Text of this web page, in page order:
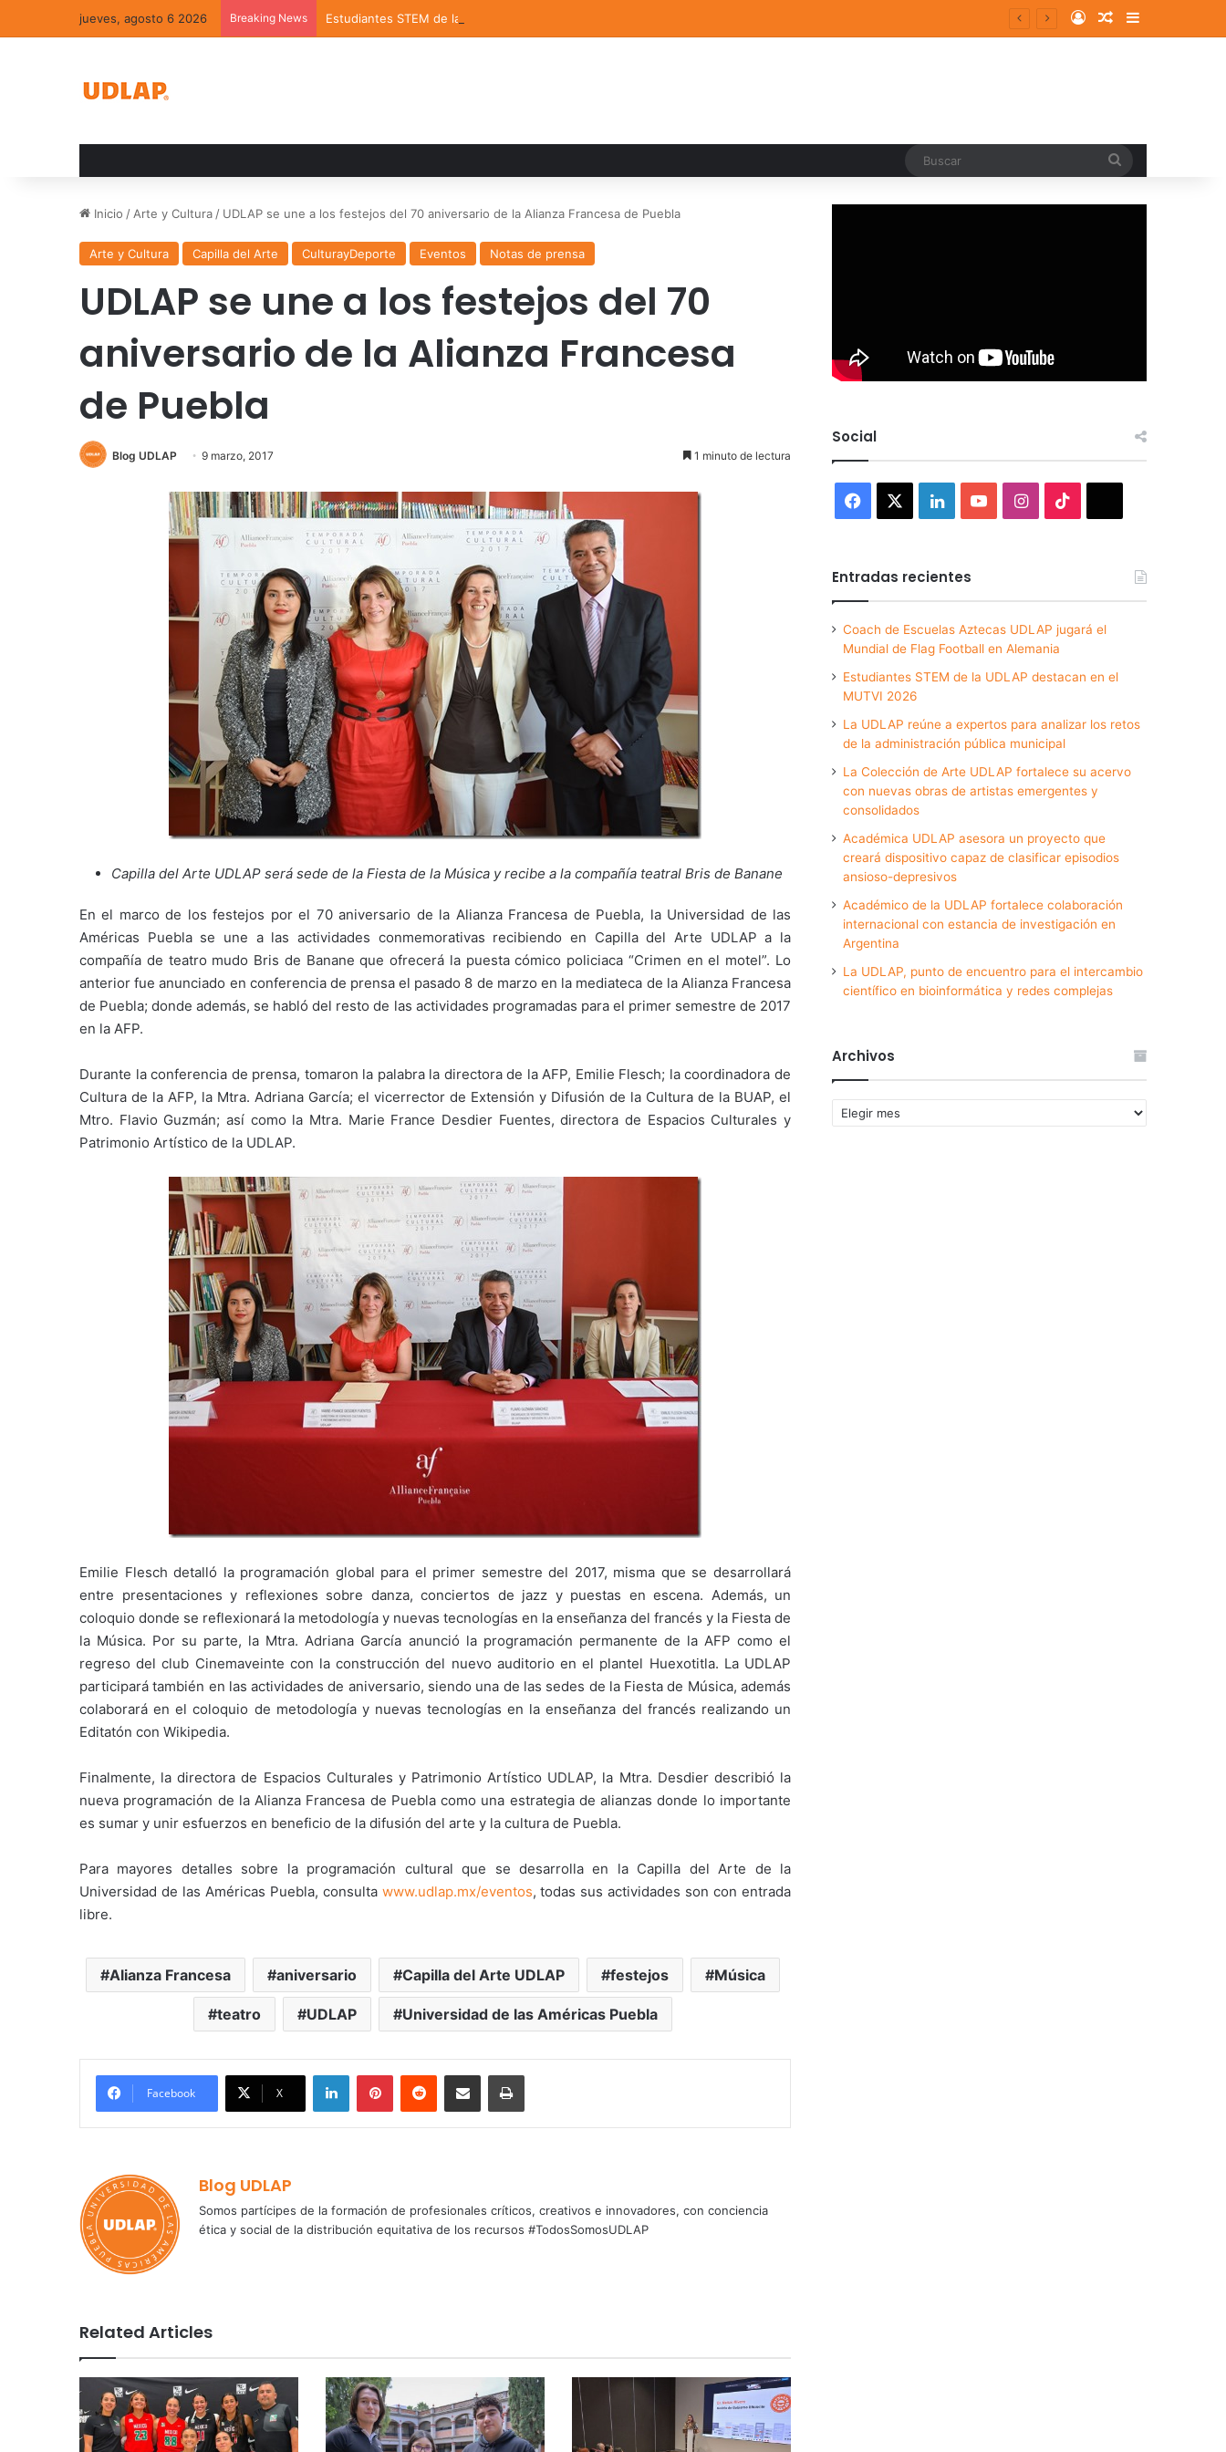
jueves, agosto 6 2026 Breaking News Estudiantes STEM de la UDLAP destacan en el MUTVI 2026 Log InRandom Article
Sidebar
Inicio / Arte y Cultura / UDLAP se une a los festejos del 70 aniversario de la Alianza Francesa de Puebla
Arte y Cultura Capilla del Arte CulturayDeporte Eventos Notas de prensa
UDLAP se une a los festejos del 70
aniversario de la Alianza Francesa
de Puebla
Blog UDLAP 9 marzo, 2017 1 minuto de lectura
Capilla del Arte UDLAP será sede de la Fiesta de la Música y recibe a la compañía teatral Bris de Banane
En el marco de los festejos por el 70 aniversario de la Alianza Francesa de Puebla, la Universidad de las
Américas Puebla se une a las actividades conmemorativas recibiendo en Capilla del Arte UDLAP a la
compañía de teatro mudo Bris de Banane que ofrecerá la puesta cómico policiaca “Crimen en el motel”. Lo
anterior fue anunciado en conferencia de prensa el pasado 8 de marzo en la mediateca de la Alianza Francesa
de Puebla; donde además, se habló del resto de las actividades programadas para el primer semestre de 2017
en la AFP.
Durante la conferencia de prensa, tomaron la palabra la directora de la AFP, Emilie Flesch; la coordinadora de
Cultura de la AFP, la Mtra. Adriana García; el vicerrector de Extensión y Difusión de la Cultura de la BUAP, el
Mtro. Flavio Guzmán; así como la Mtra. Marie France Desdier Fuentes, directora de Espacios Culturales y
Patrimonio Artístico de la UDLAP.
Emilie Flesch detalló la programación global para el primer semestre del 2017, misma que se desarrollará
entre presentaciones y reflexiones sobre danza, conciertos de jazz y puestas en escena. Además, un
coloquio donde se reflexionará la metodología y nuevas tecnologías en la enseñanza del francés y la Fiesta de
la Música. Por su parte, la Mtra. Adriana García anunció la programación permanente de la AFP como el
regreso del club Cinemaveinte con la construcción del nuevo auditorio en el plantel Huexotitla. La UDLAP
participará también en las actividades de aniversario, siendo una de las sedes de la Fiesta de Música, además
colaborará en el coloquio de metodología y nuevas tecnologías en la enseñanza del francés realizando un
Editatón con Wikipedia.
Finalmente, la directora de Espacios Culturales y Patrimonio Artístico UDLAP, la Mtra. Desdier describió la
nueva programación de la Alianza Francesa de Puebla como una estrategia de alianzas donde lo importante
es sumar y unir esfuerzos en beneficio de la difusión del arte y la cultura de Puebla.
Para mayores detalles sobre la programación cultural que se desarrolla en la Capilla del Arte de la
Universidad de las Américas Puebla, consulta www.udlap.mx/eventos, todas sus actividades son con entrada
libre.
Alianza Francesa aniversario Capilla del Arte UDLAP festejos Música
teatro UDLAP Universidad de las Américas Puebla
Facebook X
LinkedInPinterestReddit Share via Email Print
Blog UDLAP
Somos partícipes de la formación de profesionales críticos, creativos e innovadores, con conciencia
ética y social de la distribución equitativa de los recursos #TodosSomosUDLAP
Related Articles
Social
Facebook LinkedInYouTubeInstagram
Entradas recientes
Coach de Escuelas Aztecas UDLAP jugará el
Mundial de Flag Football en Alemania
Estudiantes STEM de la UDLAP destacan en el
MUTVI 2026
La UDLAP reúne a expertos para analizar los retos
de la administración pública municipal
La Colección de Arte UDLAP fortalece su acervo
con nuevas obras de artistas emergentes y
consolidados
Académica UDLAP asesora un proyecto que
creará dispositivo capaz de clasificar episodios
ansioso-depresivos
Académico de la UDLAP fortalece colaboración
internacional con estancia de investigación en
Argentina
La UDLAP, punto de encuentro para el intercambio
científico en bioinformática y redes complejas
Archivos
Archivos